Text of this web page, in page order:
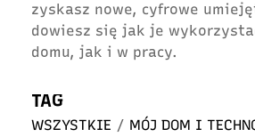
zyskasz nowe, cyfrowe
dowiesz się jak je
domu, jak i w pracy.
TAG
WSZYSTKIE / MÓJ DOM I